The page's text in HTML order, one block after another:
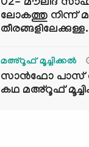
02- മൗലിദ്
ലോകത്തു നിന്ന്
മഅ്റൂഫ് മൂച്ചിക്കല്‍
സാൻഫോ പാസ്
കഥ മഅ്റൂഫ്